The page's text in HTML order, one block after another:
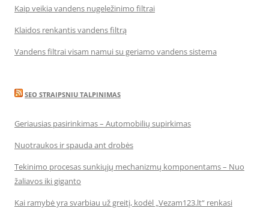
Kaip veikia vandens nugeležinimo filtrai
Klaidos renkantis vandens filtrą
Vandens filtrai visam namui su geriamo vandens sistema
SEO STRAIPSNIU TALPINIMAS
Geriausias pasirinkimas – Automobilių supirkimas
Nuotraukos ir spauda ant drobės
Tekinimo procesas sunkiųjų mechanizmų komponentams – Nuo
žaliavos iki giganto
Kai ramybė yra svarbiau už greitį, kodėl „Vezam123.lt“ renkasi